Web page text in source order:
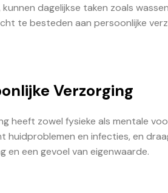
dagelijkse taken zoals
te besteden aan persoonlijke
Verzorging
heeft zowel fysieke als mentale
huidproblemen en infecties, en
een gevoel van eigenwaarde.